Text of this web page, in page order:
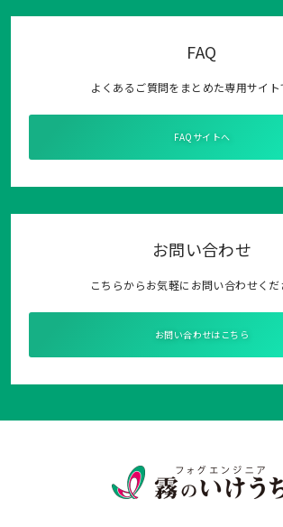
FAQ
よくあるご質問をまとめた専用サイト
FAQサイトへ
お問い合わせ
こちらからお気軽にお問い合わせくだ
お問い合わせはこちら